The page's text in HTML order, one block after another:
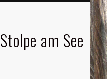
Stolpe am See